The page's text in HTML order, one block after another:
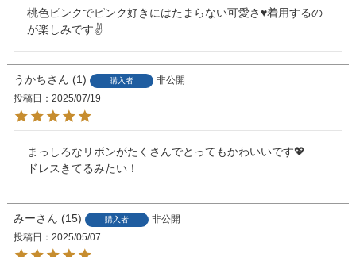
桃色ピンクでピンク好きにはたまらない可愛さ♥️着用するの
が楽しみです✌️
うかち 1 購入者
非公開
投稿日
2025/07/19
まっしろなリボンがたくさんでとってもかわいいです💖
ドレスきてるみたい！
みー 15 購入者
非公開
投稿日
2025/05/07